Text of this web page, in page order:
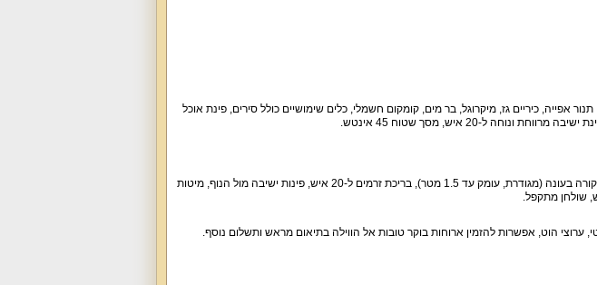
אפייה, כיריים גז, מיקרוגל, בר מים, קומקום חשמלי, כלים שימושיים כולל סירים, פינת אוכל
חצר נופש מהנה ומושקעת עם בריכה פרטית מחוממת ומקורה בעונה (מגודרת, עומק עד 1.5 מטר), בריכת זרמים ל-20 איש, פינות ישיבה מול הנוף, מיטות